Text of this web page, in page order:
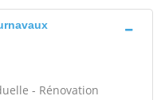
- Rénovation